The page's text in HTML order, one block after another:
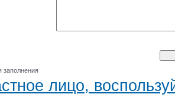
заполнения
лицо,